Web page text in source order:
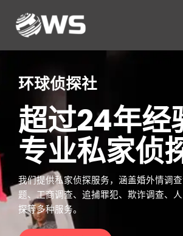
容
环球侦探社
超过24年经
专业私家侦
我们提供私家侦探服务，涵盖婚外情调
题、工商调查、追捕罪犯、欺诈调查、
探等多种服务。